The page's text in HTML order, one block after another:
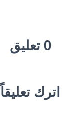
0 تعليق
اترك تعليقاً